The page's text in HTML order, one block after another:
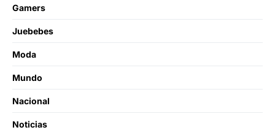
Gamers
Juebebes
Moda
Mundo
Nacional
Noticias